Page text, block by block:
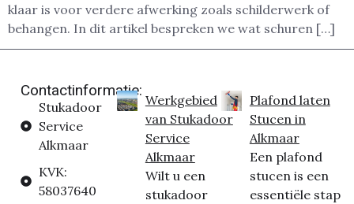
klaar is voor verdere afwerking zoals schilderwerk of
behangen. In dit artikel bespreken we wat schuren […]
Contactinformatie:
Stukadoor
Service
Alkmaar
KVK:
58037640
Werkgebied
van Stukadoor
Service
Alkmaar
Wilt u een
stukadoor
Plafond laten
Stucen in
Alkmaar
Een plafond
stucen is een
essentiële stap